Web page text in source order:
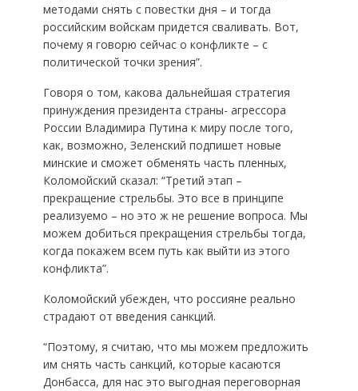
методами снять с повестки дня – и тогда
российским войскам придется сваливать. Вот,
почему я говорю сейчас о конфликте – с
политической точки зрения”.
Говоря о том, какова дальнейшая стратегия
принуждения президента страны- агрессора
России Владимира Путина к миру после того,
как, возможно, Зеленский подпишет новые
минские и сможет обменять часть пленных,
Коломойский сказал: “Третий этап –
прекращение стрельбы. Это все в принципе
реализуемо – но это ж не решение вопроса. Мы
можем добиться прекращения стрельбы тогда,
когда покажем всем путь как выйти из этого
конфликта”.
Коломойский убежден, что россияне реально
страдают от введения санкций.
“Поэтому, я считаю, что мы можем предложить
им снять часть санкций, которые касаются
Донбасса, для нас это выгодная переговорная